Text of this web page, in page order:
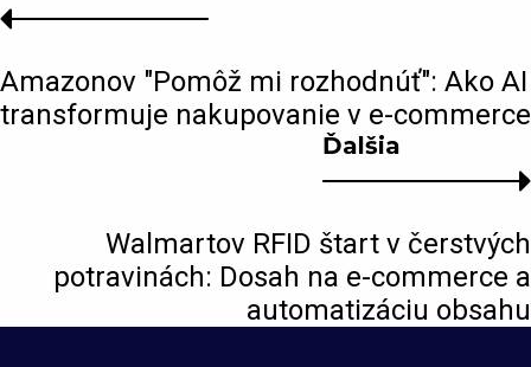
Ďalšia
Walmartov RFID štart v čerstvých
potravinách: Dosah na e-commerce a
automatizáciu obsahu
Amazonov "Pomôž mi rozhodnúť": Ako AI
transformuje nakupovanie v e-commerce